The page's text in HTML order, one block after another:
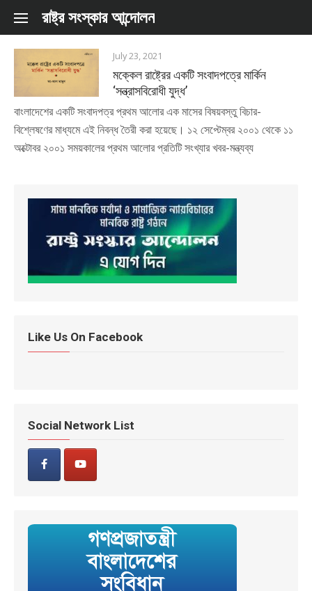
Skip to content
রাষ্ট্র সংস্কার আন্দোলন
July 23, 2021
মক্কেল রাষ্ট্রের একটি সংবাদপত্রে মার্কিন
‘সন্ত্রাসবিরোধী যুদ্ধ’
বাংলাদেশের একটি সংবাদপত্র প্রথম আলোর এক মাসের বিষয়বস্তু বিচার-
বিশ্লেষণের মাধ্যমে এই নিবন্ধ তৈরী করা হয়েছে। ১২ সেপ্টেম্বর ২০০১ থেকে ১১
অক্টোবর ২০০১ সময়কালের প্রথম আলোর প্রতিটি সংখ্যার খবর-মন্ত্যব্য
Like Us On Facebook
Social Network List